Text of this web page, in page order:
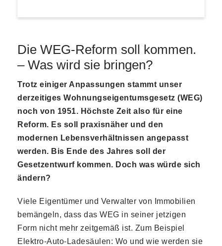
Die WEG-Reform soll kommen.
– Was wird sie bringen?
Trotz einiger Anpassungen stammt unser
derzeitiges Wohnungseigentumsgesetz (WEG)
noch von 1951. Höchste Zeit also für eine
Reform. Es soll praxisnäher und den
modernen Lebensverhältnissen angepasst
werden. Bis Ende des Jahres soll der
Gesetzentwurf kommen. Doch was würde sich
ändern?
Viele Eigentümer und Verwalter von Immobilien
bemängeln, dass das WEG in seiner jetzigen
Form nicht mehr zeitgemäß ist. Zum Beispiel
Elektro-Auto-Ladesäulen: Wo und wie werden sie